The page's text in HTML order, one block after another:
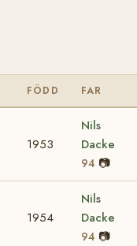
FÖDD FAR
1953
Nils
Dacke
94 📷
1954
Nils
Dacke
94 📷